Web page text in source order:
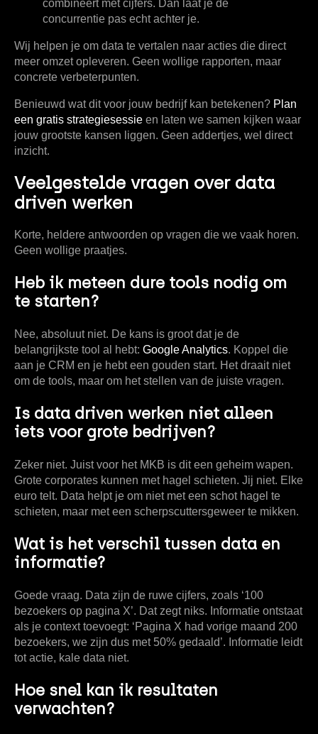
combineert met cijfers. Dan laat je de
concurrentie pas echt achter je.
Wij helpen je om data te vertalen naar acties die direct
meer omzet opleveren. Geen wollige rapporten, maar
concrete verbeterpunten.
Benieuwd wat dit voor jouw bedrijf kan betekenen? Plan
een gratis strategiesessie en laten we samen kijken waar
jouw grootste kansen liggen. Geen addertjes, wel direct
inzicht.
Veelgestelde vragen over data
driven werken
Korte, heldere antwoorden op vragen die we vaak horen.
Geen wollige praatjes.
Heb ik meteen dure tools nodig om
te starten?
Nee, absoluut niet. De kans is groot dat je de
belangrijkste tool al hebt: Google Analytics. Koppel die
aan je CRM en je hebt een gouden start. Het draait niet
om de tools, maar om het stellen van de juiste vragen.
Is data driven werken niet alleen
iets voor grote bedrijven?
Zeker niet. Juist voor het MKB is dit een geheim wapen.
Grote corporates kunnen met hagel schieten. Jij niet. Elke
euro telt. Data helpt je om niet met een schot hagel te
schieten, maar met een scherpscuttersgeweer te mikken.
Wat is het verschil tussen data en
informatie?
Goede vraag. Data zijn de ruwe cijfers, zoals ‘100
bezoekers op pagina X’. Dat zegt niks. Informatie ontstaat
als je context toevoegt: ‘Pagina X had vorige maand 200
bezoekers, we zijn dus met 50% gedaald’. Informatie leidt
tot actie, kale data niet.
Hoe snel kan ik resultaten
verwachten?